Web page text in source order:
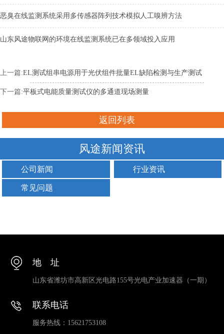
恶臭在线监测系统采用多传感器阵列技术模拟人工嗅辨方法
山东风途物联网的环境在线监测系统已在多领域投入应用
上一篇:EL测试组串电源用于光伏组件批量EL缺陷检测与生产测试
下一篇:平板式电能质量测试仪的多通道现场测量
返回列表
风途新闻资讯
公司新闻 行业资讯
常见问题
地 址
山东省潍坊市高新区光电路155号光电产业加速器（一期）
联系电话
服务热线：15621753108